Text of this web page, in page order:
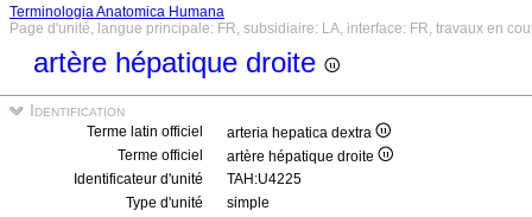
Terminologia Anatomica Humana
Page d'unité, langue principale: FR, subsidiaire: LA, interface: FR, travaux en
artère hépatique droite
Identification
Terme latin officiel
arteria hepatica dextra
Terme officiel
artère hépatique droite
Identificateur d'unité
TAH:U4225
Type d'unité
simple